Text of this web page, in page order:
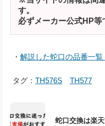
す。
必ずメーカー公式HP等
・ 解説した蛇口の品番一覧
タグ： TH576S TH577
蛇口交換は楽